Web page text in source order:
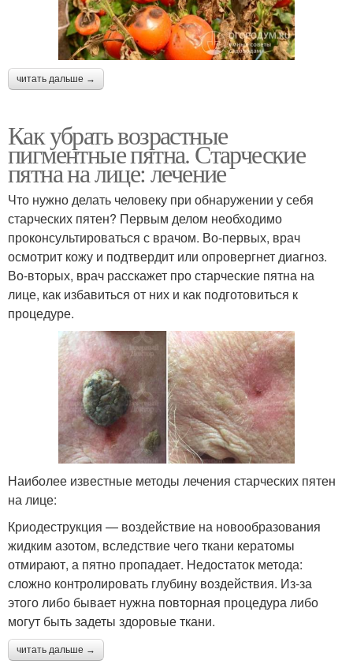
читать дальше →
Как убрать возрастные
пигментные пятна. Старческие
пятна на лице: лечение
Что нужно делать человеку при обнаружении у себя
старческих пятен? Первым делом необходимо
проконсультироваться с врачом. Во-первых, врач
осмотрит кожу и подтвердит или опровергнет диагноз.
Во-вторых, врач расскажет про старческие пятна на
лице, как избавиться от них и как подготовиться к
процедуре.
Наиболее известные методы лечения старческих пятен
на лице:
Криодеструкция — воздействие на новообразования
жидким азотом, вследствие чего ткани кератомы
отмирают, а пятно пропадает. Недостаток метода:
сложно контролировать глубину воздействия. Из-за
этого либо бывает нужна повторная процедура либо
могут быть задеты здоровые ткани.
читать дальше →